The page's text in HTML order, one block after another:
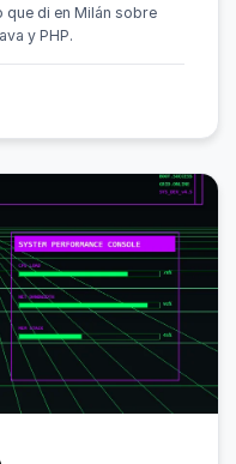
di en Milán sobre
y PHP.